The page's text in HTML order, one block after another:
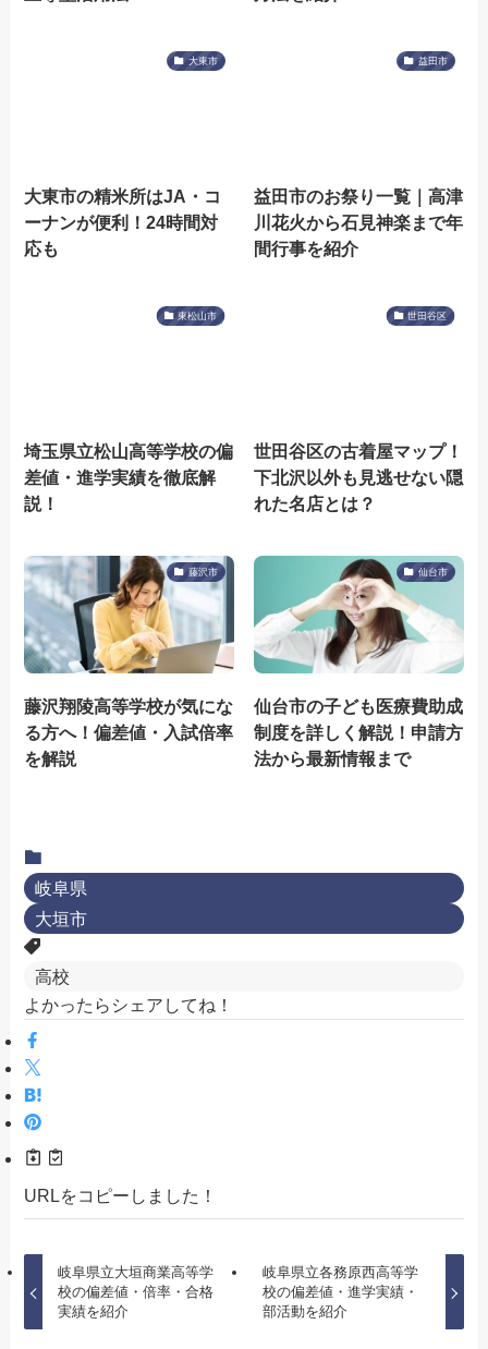
大東市
大東市の精米所はJA・コ
ーナンが便利！24時間対
応も
益田市
益田市のお祭り一覧｜高津
川花火から石見神楽まで年
間行事を紹介
東松山市
埼玉県立松山高等学校の偏
差値・進学実績を徹底解
説！
世田谷区
世田谷区の古着屋マップ！
下北沢以外も見逃せない隠
れた名店とは？
藤沢市
藤沢翔陵高等学校が気にな
る方へ！偏差値・入試倍率
を解説
仙台市
仙台市の子ども医療費助成
制度を詳しく解説！申請方
法から最新情報まで
岐阜県
大垣市
高校
よかったらシェアしてね！
URLをコピーしました！
岐阜県立大垣商業高等学
校の偏差値・倍率・合格
実績を紹介
岐阜県立各務原西高等学
校の偏差値・進学実績・
部活動を紹介